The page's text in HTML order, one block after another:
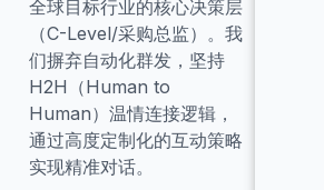
全球目标行业的核心决策层
（C-Level/采购总监）。我
们摒弃自动化群发，坚持
H2H（Human to
Human）温情连接逻辑，
通过高度定制化的互动策略
实现精准对话。